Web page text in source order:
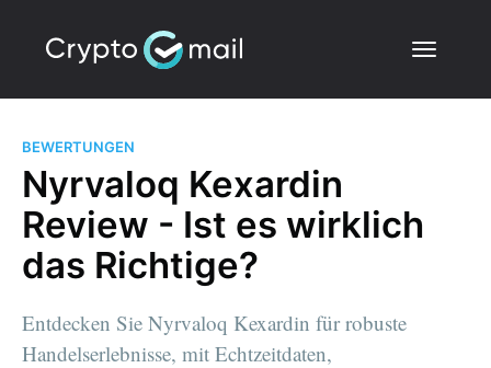
BEWERTUNGEN
Nyrvaloq Kexardin
Review - Ist es wirklich
das Richtige?
Entdecken Sie Nyrvaloq Kexardin für robuste
Handelserlebnisse, mit Echtzeitdaten,